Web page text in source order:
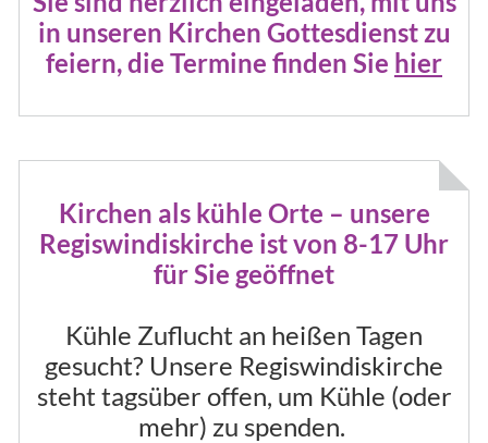
in unseren Kirchen Gottesdienst zu
feiern, die Termine finden Sie hier
Kirchen als kühle Orte – unsere
Regiswindiskirche ist von 8-17 Uhr
für Sie geöffnet
Kühle Zuflucht an heißen Tagen
gesucht? Unsere Regiswindiskirche
steht tagsüber offen, um Kühle (oder
mehr) zu spenden.